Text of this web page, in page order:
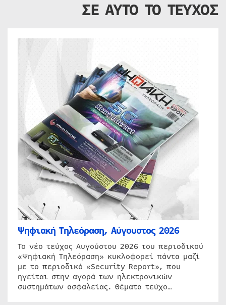
ΣΕ ΑΥΤΟ ΤΟ ΤΕΥΧΟΣ
Ψηφιακή Τηλεόραση, Αύγουστος 2026
Το νέο τεύχος Αυγούστου 2026 του περιοδικού
«Ψηφιακή Τηλεόραση» κυκλοφορεί πάντα μαζί
με το περιοδικό «Security Report», που
ηγείται στην αγορά των ηλεκτρονικών
συστημάτων ασφαλείας. Θέματα τεύχο…